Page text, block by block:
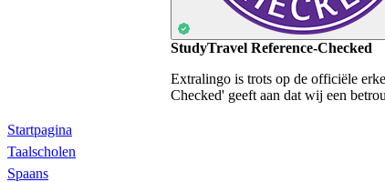
StudyTravel Reference-Checked
Extralingo is trots op de officiële
Checked' geeft aan dat wij een
Startpagina
Taalscholen
Spaans